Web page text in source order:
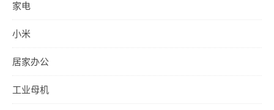
家电
小米
居家办公
工业母机